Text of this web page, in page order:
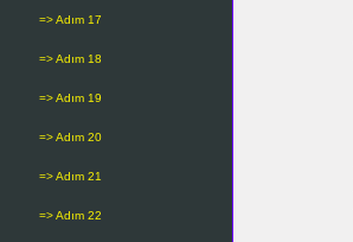
=> Adım 17
=> Adım 18
=> Adım 19
=> Adım 20
=> Adım 21
=> Adım 22